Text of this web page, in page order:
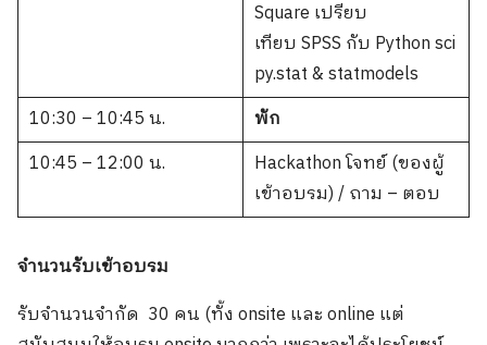
Square เปรียบ
เทียบ SPSS กับ Python sci
py.stat & statmodels
10:30 – 10:45 น.
พัก
10:45 – 12:00 น.
Hackathon โจทย์ (ของผู้
เข้าอบรม) / ถาม – ตอบ
จำนวนรับเข้าอบรม
รับจำนวนจำกัด 30 คน (ทั้ง onsite และ online แต่